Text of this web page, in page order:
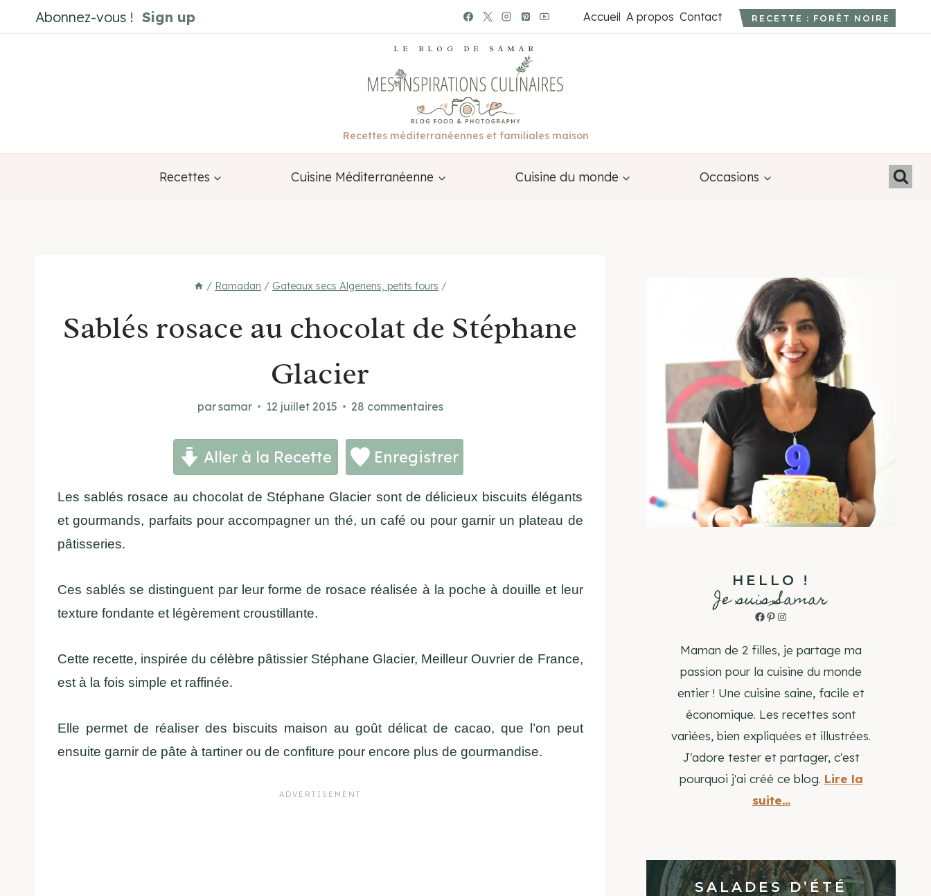
au
Abonnez-vous ! Sign up Accueil A propos Contact RECETTE : FORÊT NOIRE
LE BLOG DE SAMAR
Recettes méditerranéennes et familiales maison
Recettes Cuisine Méditerranéenne Cuisine du monde Occasions
/ Ramadan / Gateaux secs Algeriens, petits fours /
Sablés rosace au chocolat de Stéphane
Glacier
parsamar 12 juillet 2015 28 commentaires
Aller à la Recette Enregistrer
Les sablés rosace au chocolat de Stéphane Glacier sont de délicieux biscuits élégants
et gourmands, parfaits pour accompagner un thé, un café ou pour garnir un plateau de
pâtisseries.
Ces sablés se distinguent par leur forme de rosace réalisée à la poche à douille et leur
texture fondante et légèrement croustillante.
Cette recette, inspirée du célèbre pâtissier Stéphane Glacier, Meilleur Ouvrier de France,
est à la fois simple et raffinée.
Elle permet de réaliser des biscuits maison au goût délicat de cacao, que l’on peut
ensuite garnir de pâte à tartiner ou de confiture pour encore plus de gourmandise.
HELLO !
Je suis Samar
Facebook
Pinterest
Instagram
Maman de 2 filles, je partage ma
passion pour la cuisine du monde
entier ! Une cuisine saine, facile et
économique. Les recettes sont
variées, bien expliquées et illustrées.
J'adore tester et partager, c'est
pourquoi j'ai créé ce blog. Lire la
suite...
SALADES D’ÉTÉ